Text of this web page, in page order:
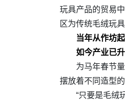
玩具产品的贸易
区为传统毛绒玩
当年从作坊
如今产业已
为马年春节
摆放着不同造型的
“只要是毛绒